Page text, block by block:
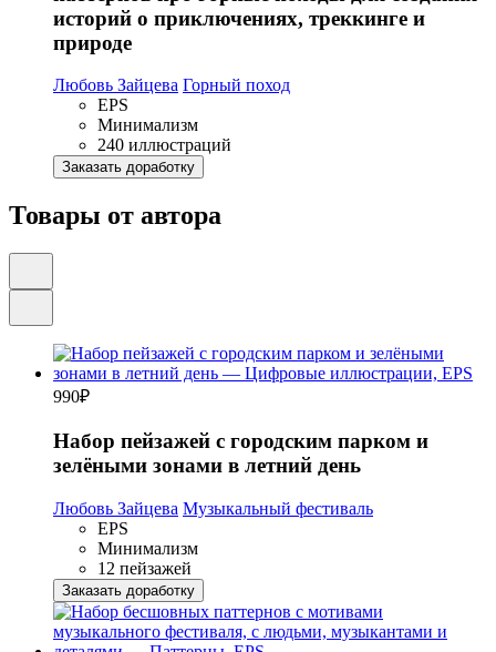
историй о приключениях, треккинге и
природе
Любовь Зайцева Горный поход
EPS
Минимализм
240 иллюстраций
Заказать доработку
Товары от автора
990₽
Набор пейзажей с городским парком и
зелёными зонами в летний день
Любовь Зайцева Музыкальный фестиваль
EPS
Минимализм
12 пейзажей
Заказать доработку